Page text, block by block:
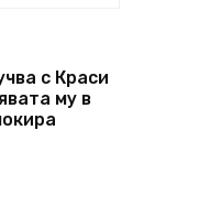
с Краси
му в